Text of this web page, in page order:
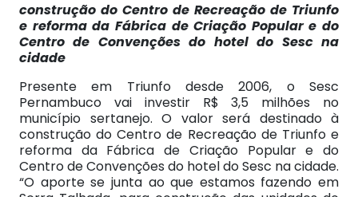
construção do Centro de Recreação de Triunfo
e reforma da Fábrica de Criação Popular e do
Centro de Convenções do hotel do Sesc na
cidade
Presente em Triunfo desde 2006, o Sesc
Pernambuco vai investir R$ 3,5 milhões no
município sertanejo. O valor será destinado à
construção do Centro de Recreação de Triunfo e
reforma da Fábrica de Criação Popular e do
Centro de Convenções do hotel do Sesc na cidade.
“O aporte se junta ao que estamos fazendo em